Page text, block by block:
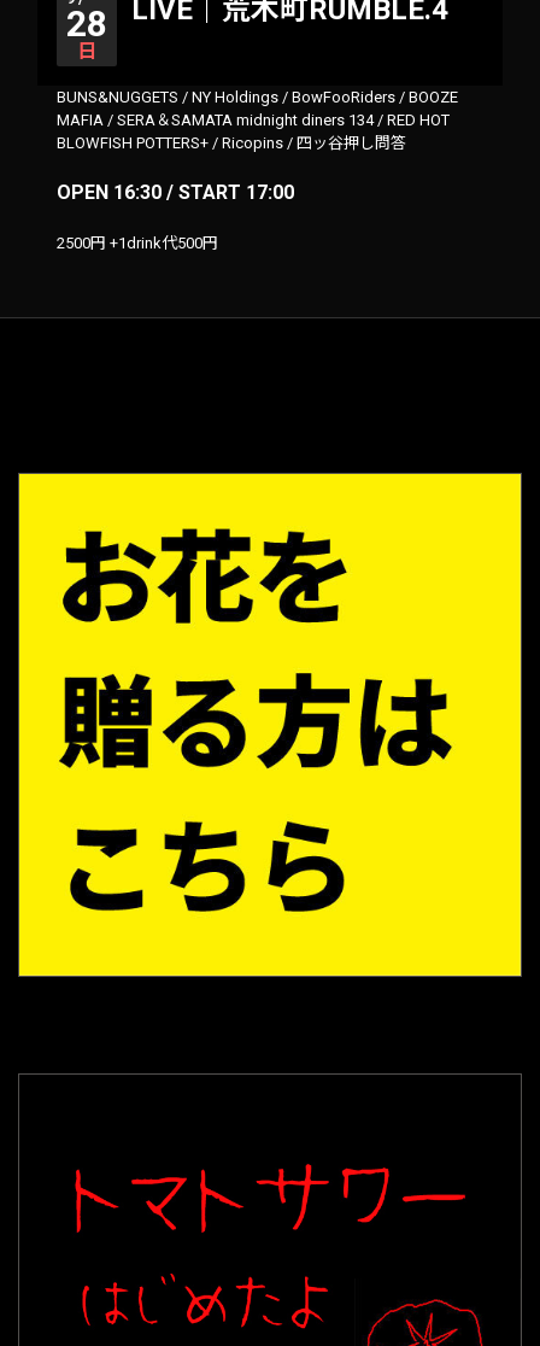
28
日
LIVE｜荒木町RUMBLE.4
BUNS&NUGGETS / NY Holdings / BowFooRiders / BOOZE
MAFIA / SERA＆SAMATA midnight diners 134/ RED HOT
BLOWFISH POTTERS+ / Ricopins / 四ッ谷押し問答
OPEN 16:30 / START 17:00
2500円 +1drink代500円